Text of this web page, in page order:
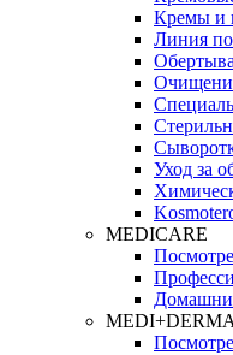
Кремы и
Линия по
Уход за
MEDICARE
MEDI+DERMA